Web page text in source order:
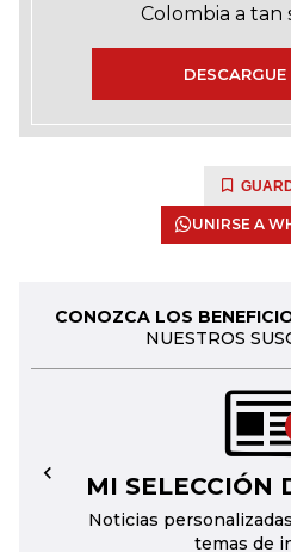
Colombia a tan
UNIRSE A
CONOZCA LOS
NUESTROS
MI SELECCIÓN
Noticias
temas de
←